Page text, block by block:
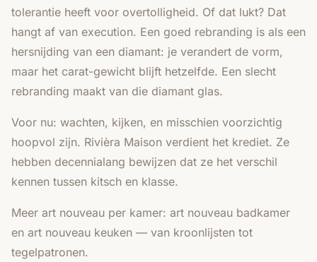
tolerantie heeft voor overtolligheid. Of dat lukt? Dat
hangt af van execution. Een goed rebranding is als een
hersnijding van een diamant: je verandert de vorm,
maar het carat-gewicht blijft hetzelfde. Een slecht
rebranding maakt van die diamant glas.
Voor nu: wachten, kijken, en misschien voorzichtig
hoopvol zijn. Rivièra Maison verdient het krediet. Ze
hebben decennialang bewijzen dat ze het verschil
kennen tussen kitsch en klasse.
Meer art nouveau per kamer: art nouveau badkamer
en art nouveau keuken — van kroonlijsten tot
tegelpatronen.